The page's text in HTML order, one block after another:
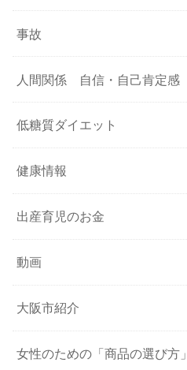
事故
人間関係 自信・自己肯定感
低糖質ダイエット
健康情報
出産育児のお金
動画
大阪市紹介
女性のための「商品の選び方」